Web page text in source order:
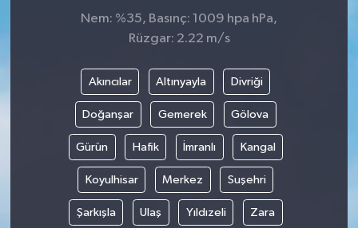
Nem: %35, Basınç: 1009 hpa hPa,
Rüzgar: 2.22 m/s
Akıncılar Altınyayla Divriği
Doğanşar Gemerek Gölova
Gürün Hafik İmranlı Kangal
Koyulhisar Merkez Suşehri
Şarkışla Ulaş Yıldızeli Zara